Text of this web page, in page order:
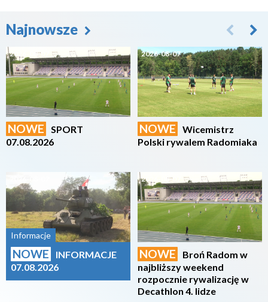
Najnowsze
2026-08-07
NOWE
SPORT
07.08.2026
Informacje
NOWE
INFORMACJE
07.08.2026
2026-08-07
NOWE
Wicemistrz
Polski rywalem Radomiaka
2026-08-07
NOWE
Broń Radom w
najbliższy weekend
rozpocznie rywalizację w
Decathlon 4. lidze